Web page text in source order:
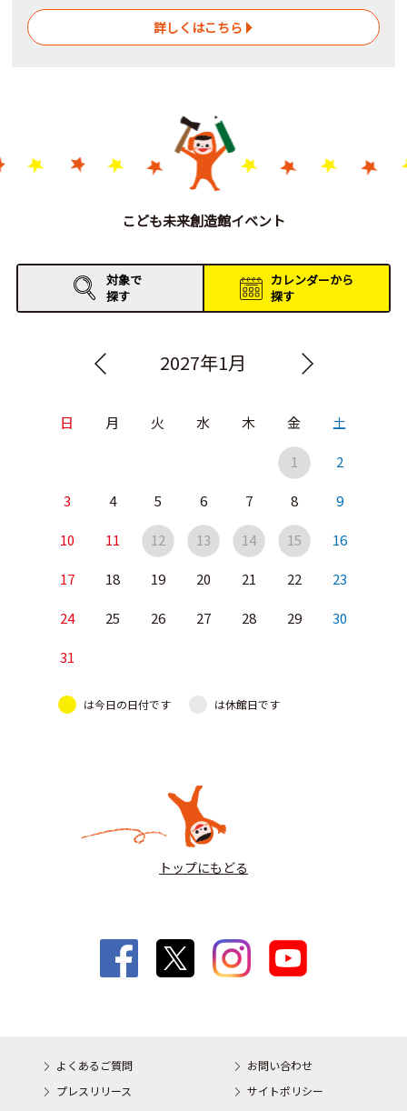
詳しくはこちら
こども未来創造館イベント
対象で
探す
カレンダーから
探す
2027年1月
日 月 火 水 木 金 土
1 2
3 4 5 6 7 8 9
10 11 12 13 14 15 16
17 18 19 20 21 22 23
24 25 26 27 28 29 30
31
は今日の日付です は休館日です
トップにもどる
よくあるご質問
お問い合わせ
プレスリリース
サイトポリシー